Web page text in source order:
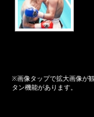
※画像タップで拡大画像が
タン機能があります。